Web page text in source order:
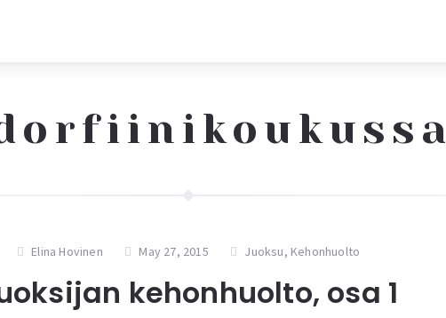
Elina Hovinen May 27, 2015 Juoksu, Kehonhuolto
kehonhuolto, osa 1